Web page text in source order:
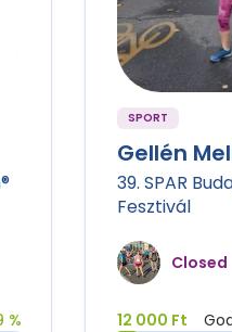
%
SPORT
Gellén
39. SPAR
Fesztivál
Closed
12 000 Ft